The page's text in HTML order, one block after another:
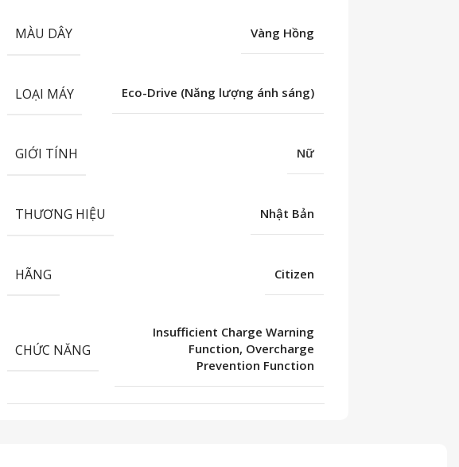
MÀU DÂY Vàng Hồng
LOẠI MÁY Eco-Drive (Năng lượng ánh sáng)
GIỚI TÍNH Nữ
THƯƠNG HIỆU Nhật Bản
HÃNG Citizen
CHỨC NĂNG
Insufficient Charge Warning
Function, Overcharge
Prevention Function